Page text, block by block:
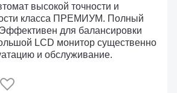
высокой точности и
класса ПРЕМИУМ. Полный
для балансировки
LCD монитор существенно
и обслуживание.